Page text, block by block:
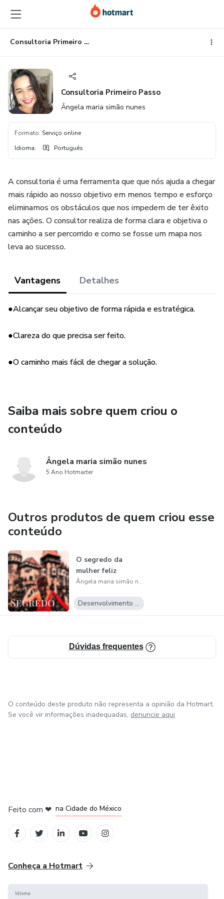
para
o
conteúdo
principal
para
o
pagamento
para
o
rodapé
Consultoria Primeiro Passo
Consultoria Primeiro Passo
Ângela maria simão nunes
Formato: Serviço online
Idioma: Português
A consultoria é uma ferramenta que que nós ajuda a chegar
mais rápido ao nosso objetivo em menos tempo e esforço
eliminamos os obstáculos que nos impedem de ter êxito
nas ações. O consultor realiza de forma clara e objetiva o
caminho a ser percorrido e como se fosse um mapa nos
leva ao sucesso.
Vantagens Detalhes
●Alcançar seu objetivo de forma rápida e estratégica.
●Clareza do que precisa ser feito.
●O caminho mais fácil de chegar a solução.
Saiba mais sobre quem criou o
conteúdo
Ângela maria simão nunes
5 Ano Hotmarter
Outros produtos de quem criou esse
conteúdo
O segredo da
mulher feliz
Ângela maria simão nunes
Desenvolvimento Pessoal
Dúvidas frequentes
O conteúdo deste produto não representa a opinião da Hotmart.
Se você vir informações inadequadas, denuncie aqui
Feito com ❤ na Cidade do México
Conheça a Hotmart
Idioma